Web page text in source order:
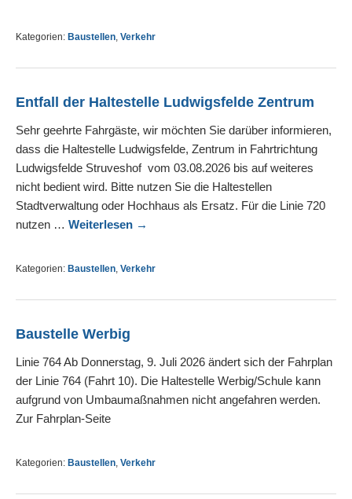
Kategorien: Baustellen, Verkehr
Entfall der Haltestelle Ludwigsfelde Zentrum
Sehr geehrte Fahrgäste, wir möchten Sie darüber informieren,
dass die Haltestelle Ludwigsfelde, Zentrum in Fahrtrichtung
Ludwigsfelde Struveshof vom 03.08.2026 bis auf weiteres
nicht bedient wird. Bitte nutzen Sie die Haltestellen
Stadtverwaltung oder Hochhaus als Ersatz. Für die Linie 720
nutzen … Weiterlesen →
Kategorien: Baustellen, Verkehr
Baustelle Werbig
Linie 764 Ab Donnerstag, 9. Juli 2026 ändert sich der Fahrplan
der Linie 764 (Fahrt 10). Die Haltestelle Werbig/Schule kann
aufgrund von Umbaumaßnahmen nicht angefahren werden.
Zur Fahrplan-Seite
Kategorien: Baustellen, Verkehr